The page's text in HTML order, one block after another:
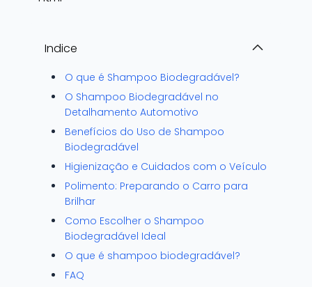
Indice
O que é Shampoo Biodegradável?
O Shampoo Biodegradável no
Detalhamento Automotivo
Benefícios do Uso de Shampoo
Biodegradável
Higienização e Cuidados com o Veículo
Polimento: Preparando o Carro para
Brilhar
Como Escolher o Shampoo
Biodegradável Ideal
O que é shampoo biodegradável?
FAQ